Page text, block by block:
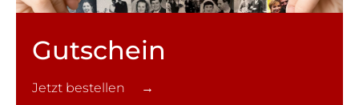
Gutschein
Jetzt bestellen →